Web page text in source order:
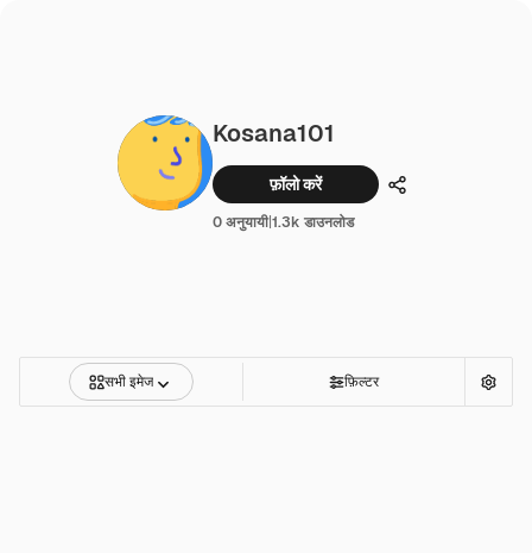
Kosana101
फ़ॉलो करें साझा करें
0 अनुयायी|1.3k डाउनलोड
सभी इमेज फ़िल्टर